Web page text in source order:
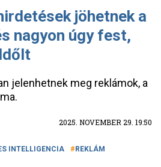
jöhetnek a
nagyon úgy fest,
jelenhetnek meg reklámok, a
2025. NOVEMBER 29. 19:50
INTELLIGENCIA
REKLÁM